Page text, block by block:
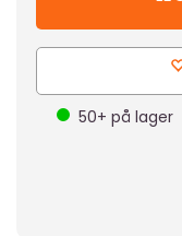
50+ på lager